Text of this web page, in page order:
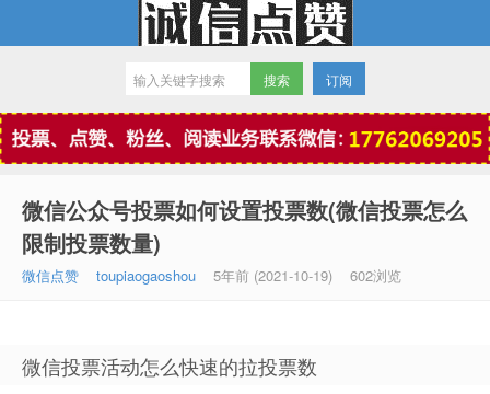
微信点赞
订阅
微信公众号投票如何设置投票数(微信投票怎么
限制投票数量)
微信点赞 toupiaogaoshou 5年前 (2021-10-19) 602浏览
微信投票活动怎么快速的拉投票数